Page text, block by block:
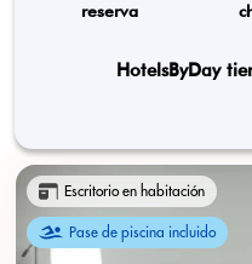
reserva
HotelsByDay
Escritorio en habitación
Pase de piscina incluido